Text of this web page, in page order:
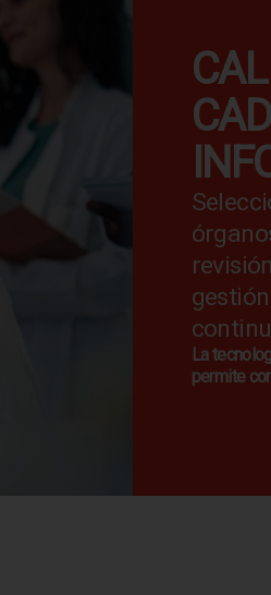
La
permite